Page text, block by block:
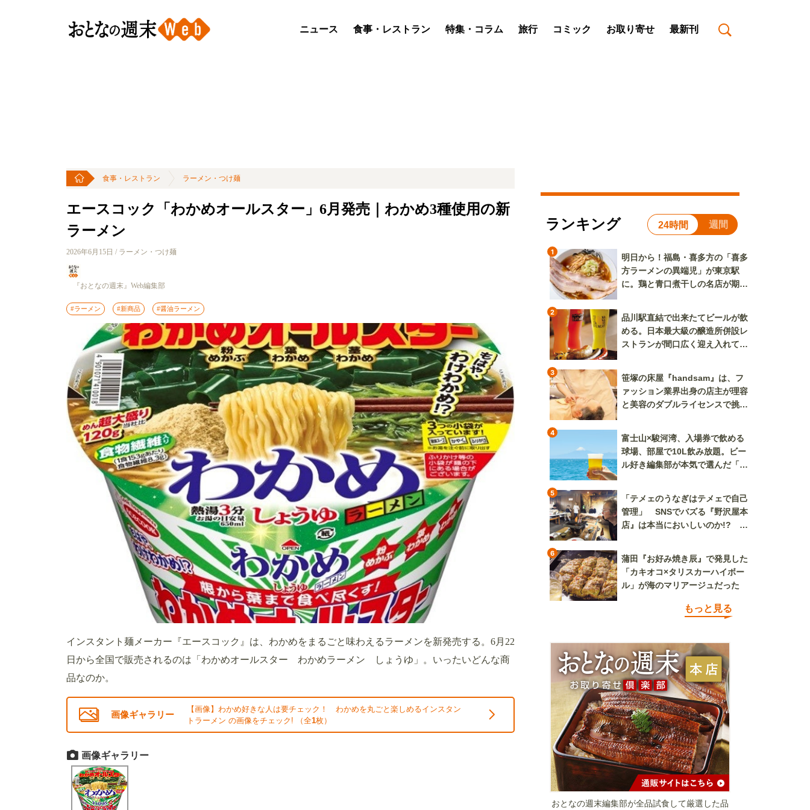
ニュース 食事・レストラン 特集・コラム 旅行 コミック お取り寄せ 最新刊
食事・レストラン ラーメン・つけ麺
エースコック「わかめオールスター」6月発売｜わかめ3種使用の新
ラーメン
2026年6月15日 / ラーメン・つけ麺
『おとなの週末』Web編集部
#ラーメン #新商品 #醤油ラーメン
インスタント麺メーカー『エースコック』は、わかめをまるごと味わえるラーメンを新発売する。6月22
日から全国で販売されるのは「わかめオールスター わかめラーメン しょうゆ」。いったいどんな商
品なのか。
画像ギャラリー
【画像】わかめ好きな人は要チェック！ わかめを丸ごと楽しめるインスタン
トラーメン の画像をチェック! （全1枚）
画像ギャラリー
ランキング 24時間 週間
1
明日から！福島・喜多方の「喜多
方ラーメンの異端児」が東京駅
に。鶏と青口煮干しの名店が期間
2
品川駅直結で出来たてビールが飲
める。日本最大級の醸造所併設レ
ストランが間口広く迎え入れてく
3
笹塚の床屋『handsam』は、フ
ァッション業界出身の店主が理容
と美容のダブルライセンスで挑む
4
富士山×駿河湾、入場券で飲める
球場、部屋で10L飲み放題。ビー
ル好き編集部が本気で選んだ「ビ
5
「テメェのうなぎはテメェで自己
管理」 SNSでバズる『野沢屋本
店』は本当においしいのか!? い
6
蒲田『お好み焼き辰』で発見した
「カキオコ×タリスカーハイボー
ル」が海のマリアージュだった
もっと見る
おとなの週末編集部が全品試食して厳選した品